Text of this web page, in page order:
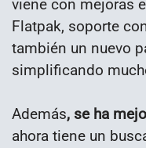
viene con mejoras
Flatpak, soporte
también un nuevo
simplificando
Además, se ha
ahora tiene un